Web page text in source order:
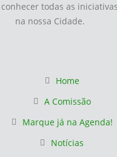
todas as
na nossa Cidade.
Home
A Comissão
Marque já na Agenda!
Notícias